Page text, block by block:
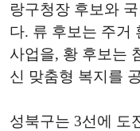
랑구청장 후보와
다. 류 후보는 주거
사업을, 황 후보는
신 맞춤형 복지를
성북구는 3선에 도